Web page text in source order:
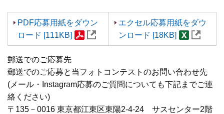
PDF応募用紙をダウン
ロード [111KB]
エクセル応募用紙をダウ
ンロード [18KB]
郵送でのご応募先
郵送でのご応募と当フォトコンテストのお問い合わせ先
(メール・Instagram応募のご質問についても下記までご連
絡ください)
〒135－0016 東京都江東区東陽2-4-24 サスセンター2階